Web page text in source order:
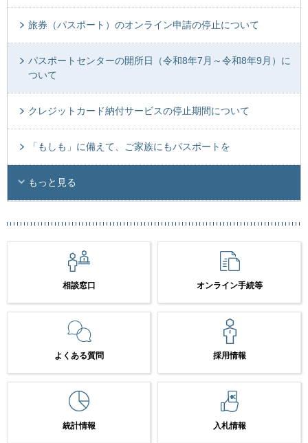
旅券（パスポート）のオンライン申請の停止について
パスポートセンターの開所日（令和8年7月～令和8年9月）に
ついて
クレジットカード納付サービスの停止期間について
「もしも」に備えて、ご家族にもパスポートを
もっと見る
相談窓口 オンライン手続等
よくある質問 採用情報
統計情報 入札情報